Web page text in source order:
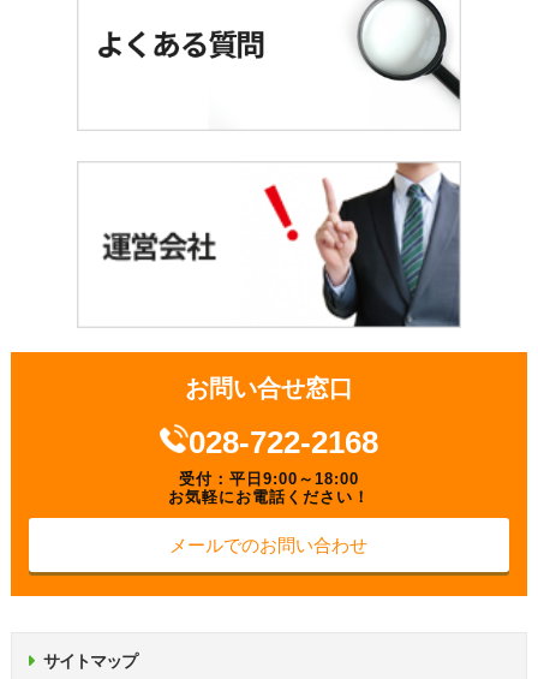
お問い合せ窓口
028-722-2168
受付：平日9:00～18:00
お気軽にお電話ください！
メールでのお問い合わせ
サイトマップ